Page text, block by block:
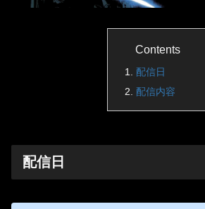
Contents
配信日
配信内容
配信日